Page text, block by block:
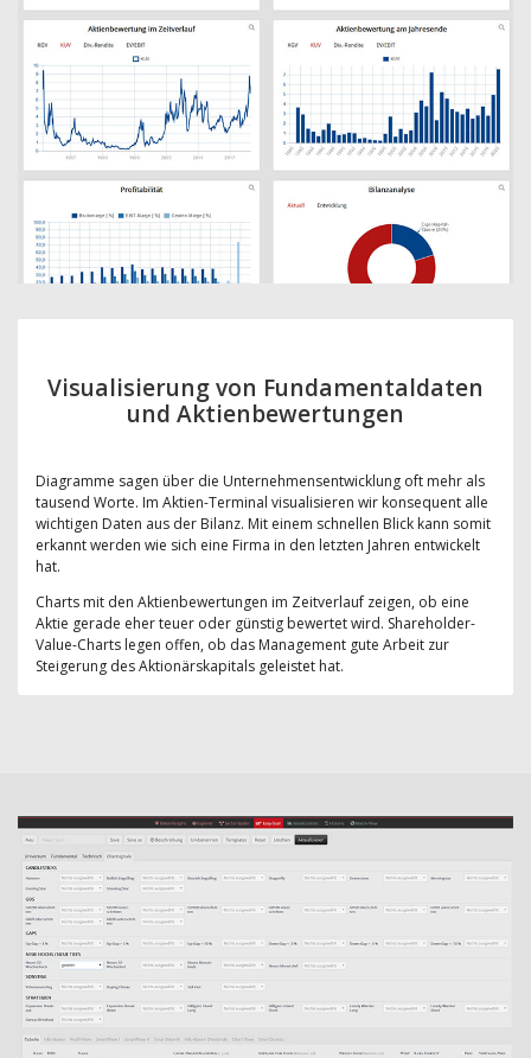
Visualisierung von Fundamentaldaten
und Aktienbewertungen
Diagramme sagen über die Unternehmensentwicklung oft mehr als
tausend Worte. Im Aktien-Terminal visualisieren wir konsequent alle
wichtigen Daten aus der Bilanz. Mit einem schnellen Blick kann somit
erkannt werden wie sich eine Firma in den letzten Jahren entwickelt
hat.
Charts mit den Aktienbewertungen im Zeitverlauf zeigen, ob eine
Aktie gerade eher teuer oder günstig bewertet wird. Shareholder-
Value-Charts legen offen, ob das Management gute Arbeit zur
Steigerung des Aktionärskapitals geleistet hat.